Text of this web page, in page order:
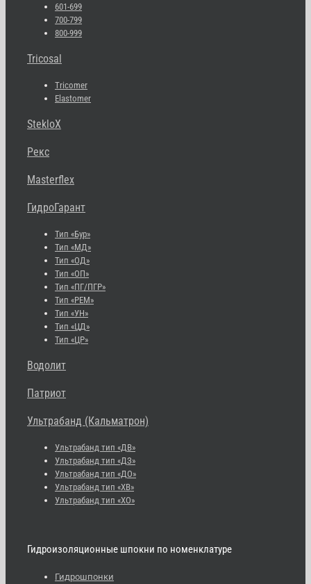
601-699
700-799
800-999
Tricosal
Tricomer
Elastomer
StekloX
Рекс
Masterflex
ГидроГарант
Тип «Бур»
Тип «МД»
Тип «ОД»
Тип «ОП»
Тип «ПГ/ПГР»
Тип «РЕМ»
Тип «УН»
Тип «ЦД»
Тип «ЦР»
Водолит
Патриот
Ультрабанд (Кальматрон)
Ультрабанд тип «ДВ»
Ультрабанд тип «ДЗ»
Ультрабанд тип «ДО»
Ультрабанд тип «ХВ»
Ультрабанд тип «ХО»
Гидроизоляционные шпокни по номенклатуре
Гидрошпонки